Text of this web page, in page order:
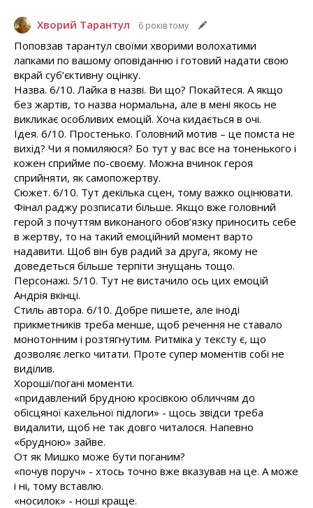
Хворий Тарантул 6 років тому
Поповзав тарантул своїми хворими волохатими
лапками по вашому оповіданню і готовий надати свою
вкрай суб’єктивну оцінку.
Назва. 6/10. Лайка в назві. Ви що? Покайтеся. А якщо
без жартів, то назва нормальна, але в мені якось не
викликає особливих емоцій. Хоча кидається в очі.
Ідея. 6/10. Простенько. Головний мотив – це помста не
вихід? Чи я помиляюся? Бо тут у вас все на тоненького і
кожен сприйме по-своєму. Можна вчинок героя
сприйняти, як самопожертву.
Сюжет. 6/10. Тут декілька сцен, тому важко оцінювати.
Фінал раджу розписати більше. Якщо вже головний
герой з почуттям виконаного обов’язку приносить себе
в жертву, то на такий емоційний момент варто
надавити. Щоб він був радий за друга, якому не
доведеться більше терпіти знущань тощо.
Персонажі. 5/10. Тут не вистачило ось цих емоцій
Андрія вкінці.
Стиль автора. 6/10. Добре пишете, але іноді
прикметників треба менше, щоб речення не ставало
монотонним і розтягнутим. Ритміка у тексту є, що
дозволяє легко читати. Проте супер моментів собі не
виділив.
Хороші/погані моменти.
«придавлений брудною кросівкою обличчям до
обісцяної кахельної підлоги» - щось звідси треба
видалити, щоб не так довго читалося. Напевно
«брудною» зайве.
От як Мишко може бути поганим?
«почув поруч» - хтось точно вже вказував на це. А може
і ні, тому вставлю.
«носилок» - ноші краще.